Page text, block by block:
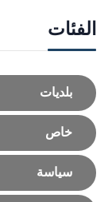
الفئات
بلديات
خاص
سياسة